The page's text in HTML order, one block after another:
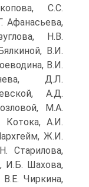
С.С.
Афанасьева,
Н.В.
В.И.
В.И.
Д.Л.
А.Д.
М.А.
Котока, А.И.
Ж.И.
Старилова,
И.Б. Шахова,
Чиркина,